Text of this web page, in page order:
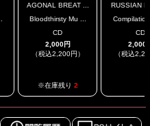
AGONAL BREAT ...
Bloodthirsty Mu ...
CD
2,000円
（税込2,200円）
※在庫残り 2
RUSSIAN
CD
2,000
（税込